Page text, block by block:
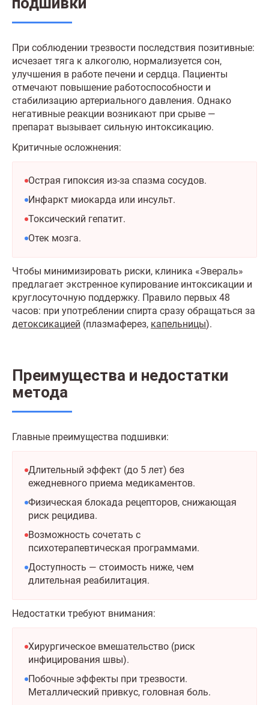
При соблюдении трезвости последствия позитивные:
исчезает тяга к алкоголю, нормализуется сон,
улучшения в работе печени и сердца. Пациенты
отмечают повышение работоспособности и
стабилизацию артериального давления. Однако
негативные реакции возникают при срыве —
препарат вызывает сильную интоксикацию.
Критичные осложнения:
Острая гипоксия из-за спазма сосудов.
Инфаркт миокарда или инсульт.
Токсический гепатит.
Отек мозга.
Чтобы минимизировать риски, клиника «Эвераль»
предлагает экстренное купирование интоксикации и
круглосуточную поддержку. Правило первых 48
часов: при употреблении спирта сразу обращаться за
детоксикацией (плазмаферез, капельницы).
Преимущества и недостатки
метода
Главные преимущества подшивки:
Длительный эффект (до 5 лет) без
ежедневного приема медикаментов.
Физическая блокада рецепторов, снижающая
риск рецидива.
Возможность сочетать с
психотерапевтическая программами.
Доступность — стоимость ниже, чем
длительная реабилитация.
Недостатки требуют внимания:
Хирургическое вмешательство (риск
инфицирования швы).
Побочные эффекты при трезвости.
Металлический привкус, головная боль.